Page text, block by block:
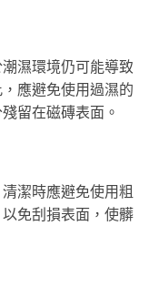
濕環境仍可能導致
應避免使用過濕的
留在磁磚表面。
潔時應避免使用粗
免刮損表面，使髒